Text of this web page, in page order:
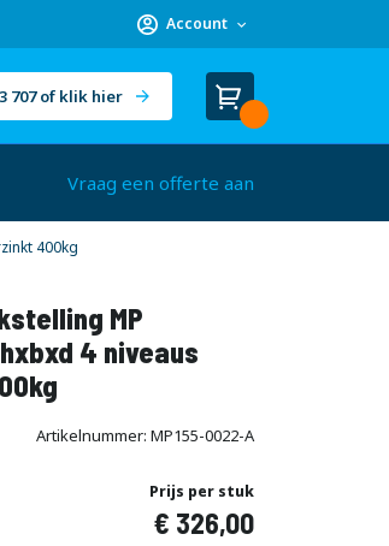
Account
707 of klik hier
Winkelwagen
Cart
Vraag een offerte aan
400kg
MP
4 niveaus
Artikelnummer MP155-0022-A
Prijs per stuk
326,00